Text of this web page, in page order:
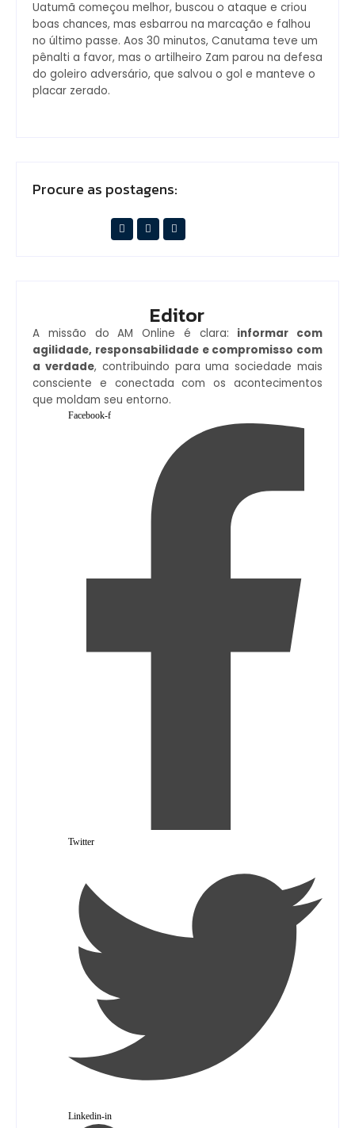
Uatumã começou melhor, buscou o ataque e criou
boas chances, mas esbarrou na marcação e falhou
no último passe. Aos 30 minutos, Canutama teve um
pênalti a favor, mas o artilheiro Zam parou na defesa
do goleiro adversário, que salvou o gol e manteve o
placar zerado.
Procure as postagens:
Editor
A missão do AM Online é clara: informar com
agilidade, responsabilidade e compromisso com
a verdade, contribuindo para uma sociedade mais
consciente e conectada com os acontecimentos
que moldam seu entorno.
Facebook-f
Twitter
Linkedin-in